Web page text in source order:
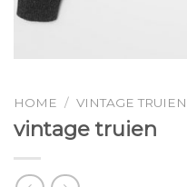
HOME / VINTAGE TRUIEN
vintage truien